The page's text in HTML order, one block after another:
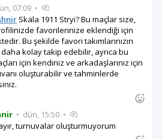
07:09 •
Skala 1911 Stryi? Bu maçlar size,
favorilerinize eklendiği için
Bu şekilde favori takımlarınızın
daha kolay takip edebilir, ayrıca bu
için kendiniz ve arkadaşlarınız için
oluşturabilir ve tahminlerde
• dün, 15:50 •
turnuvalar oluşturmuyorum